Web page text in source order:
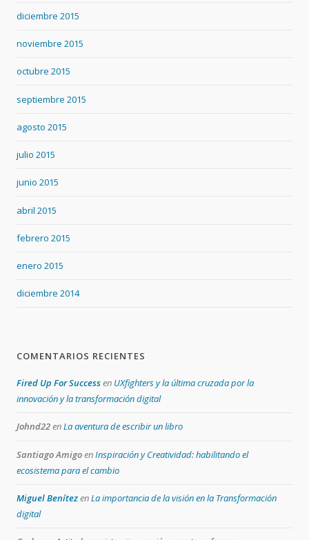
diciembre 2015
noviembre 2015
octubre 2015
septiembre 2015
agosto 2015
julio 2015
junio 2015
abril 2015
febrero 2015
enero 2015
diciembre 2014
COMENTARIOS RECIENTES
Fired Up For Successen UXfighters y la última cruzada por la
innovación y la transformación digital
Johnd22enLa aventura de escribir un libro
Santiago AmigoenInspiración y Creatividad: habilitando el
ecosistema para el cambio
Miguel BenítezenLa importancia de la visión en la Transformación
digital